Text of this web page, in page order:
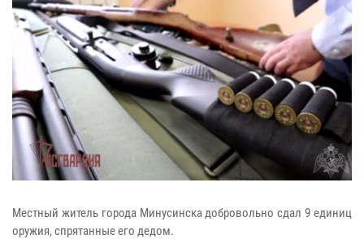
Местный житель города Минусинска добровольно сдал 9 единиц
оружия, спрятанные его дедом.